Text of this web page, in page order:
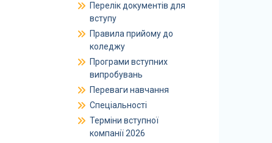
Перелік документів для
вступу
Правила прийому до
коледжу
Програми вступних
випробувань
Переваги навчання
Спеціальності
Терміни вступної
компанії 2026